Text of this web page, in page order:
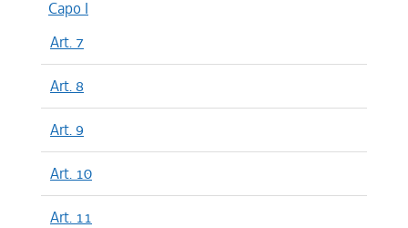
Capo I
Art. 7
Art. 8
Art. 9
Art. 10
Art. 11